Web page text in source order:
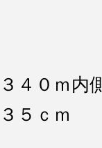
３４０ｍ
３５ｃｍ